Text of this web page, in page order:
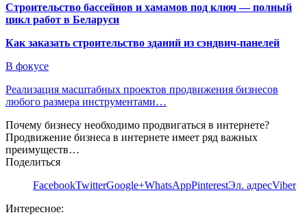
Строительство бассейнов и хамамов под ключ — полный
цикл работ в Беларуси
Как заказать строительство зданий из сэндвич-панелей
В фокусе
Реализация масштабных проектов продвижения бизнесов
любого размера инструментами…
Почему бизнесу необходимо продвигаться в интернете?
Продвижение бизнеса в интернете имеет ряд важных
преимуществ…
Поделиться
FacebookTwitterGoogle+WhatsAppPinterestЭл. адресViber
Интересное: